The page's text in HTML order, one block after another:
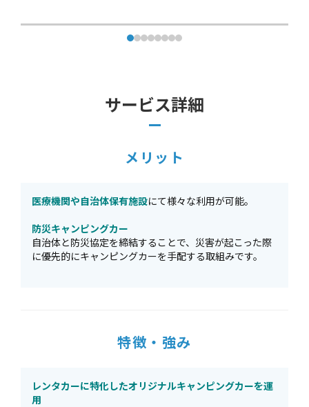
サービス詳細
メリット
医療機関や自治体保有施設にて様々な利用が可能。
防災キャンピングカー
自治体と防災協定を締結することで、災害が起こった際
に優先的にキャンピングカーを手配する取組みです。
特徴・強み
レンタカーに特化したオリジナルキャンピングカーを運
用